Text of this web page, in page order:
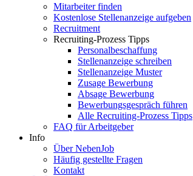
Mitarbeiter finden
Kostenlose Stellenanzeige aufgeben
Recruitment
Recruiting-Prozess Tipps
Personalbeschaffung
Stellenanzeige schreiben
Stellenanzeige Muster
Zusage Bewerbung
Absage Bewerbung
Bewerbungsgespräch führen
Alle Recruiting-Prozess Tipps
FAQ für Arbeitgeber
Info
Über NebenJob
Häufig gestellte Fragen
Kontakt